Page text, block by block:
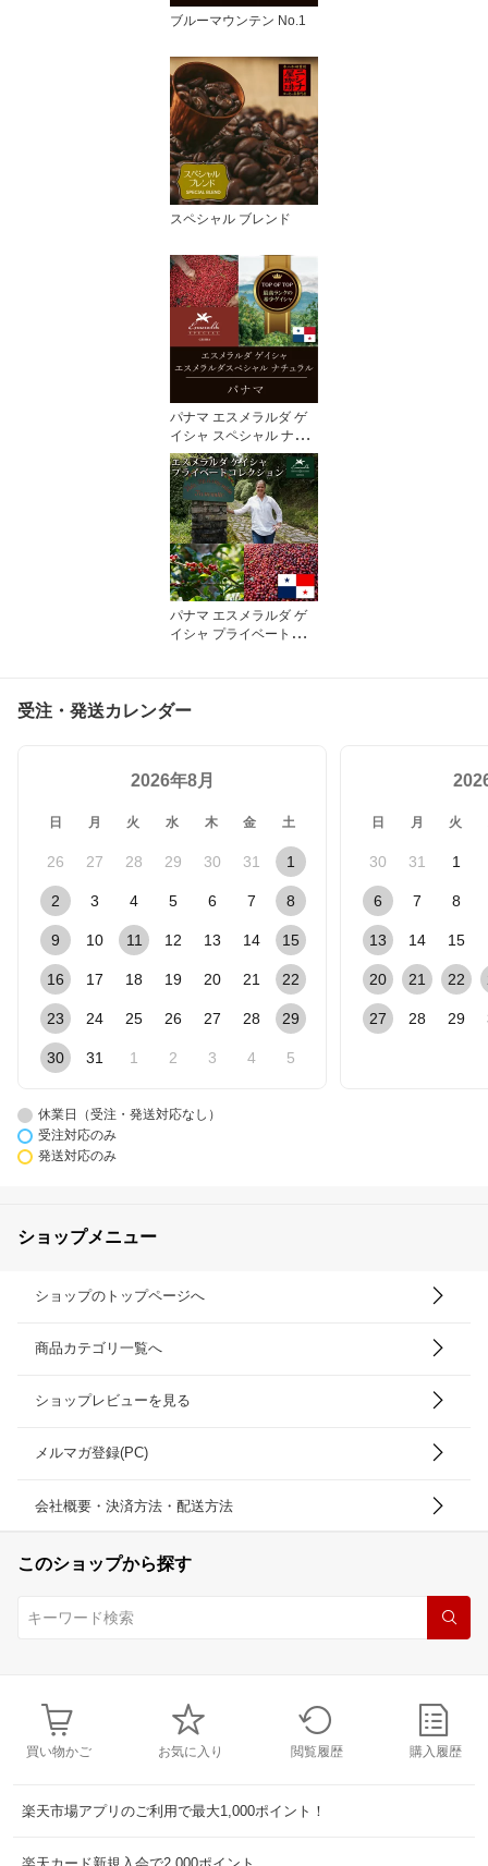
ブルーマウンテン No.1
スペシャル ブレンド
パナマ エスメラルダ ゲ
イシャ スペシャル ナチ
ュラル
パナマ エスメラルダ ゲ
イシャ プライベートコレ
受注・発送カレンダー
2026年8月
日 月 火 水 木 金 土
26 27 28 29 30 31 1
2 3 4 5 6 7 8
9 10 11 12 13 14 15
16 17 18 19 20 21 22
23 24 25 26 27 28 29
30 31 1 2 3 4 5
日 月 火
30 31 1
6 7 8
13 14 15
20 21 22
27 28 29
休業日（受注・発送対応なし）
受注対応のみ
発送対応のみ
ショップメニュー
ショップのトップページへ
商品カテゴリ一覧へ
ショップレビューを見る
メルマガ登録(PC)
会社概要・決済方法・配送方法
このショップから探す
買い物かご お気に入り 閲覧履歴 購入履歴
楽天市場アプリのご利用で最大1,000ポイント！